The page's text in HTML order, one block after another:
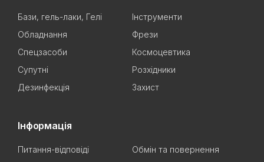
Бази, гель-лаки, Гелі
Інструменти
Обладнання
Фрези
Спецзасоби
Космоцевтика
Супутні
Розхідники
Дезинфекція
Захист
Інформація
Питання-відповіді Обмін та повернення